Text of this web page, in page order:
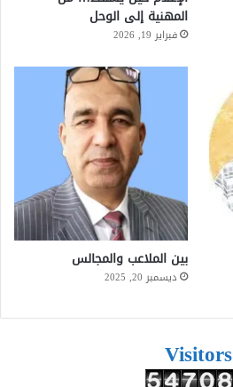
المهنية إلى الوحل
فبراير 19, 2026
بين الملاعب والمجالس
ديسمبر 20, 2025
Visitors